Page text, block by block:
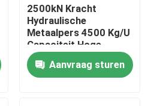
2500kN Kracht
Hydraulische
Metaalpers 4500 Kg/U
Capaciteit Hoge
Dichtheid Output
Aanvraag sturen